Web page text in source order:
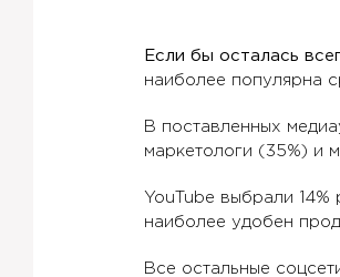
Если бы осталась
наиболее популярна
В поставленных
маркетологи (35%) и
YouTube выбрали
наиболее удобен
Все остальные